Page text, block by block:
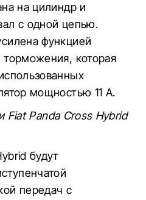
на цилиндр и
с одной цепью.
функцией
торможения, которая
мощностью 11 А.
Fiat Panda Cross Hybrid
будут
передач с